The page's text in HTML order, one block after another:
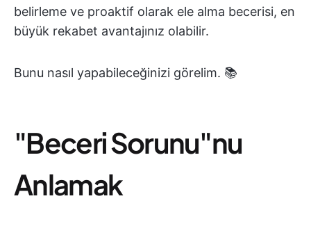
belirleme ve proaktif olarak ele alma becerisi, en
büyük rekabet avantajınız olabilir.
Bunu nasıl yapabileceğinizi görelim. 📚
"Beceri Sorunu"nu
Anlamak